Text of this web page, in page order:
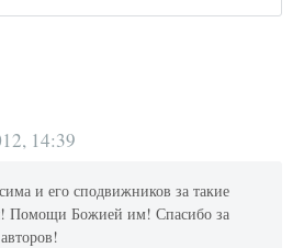
14:39
и его сподвижников за такие
Помощи Божией им! Спасибо за